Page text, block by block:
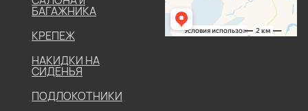
БАГАЖНИКА
КРЕПЕЖ
НАКИДКИ НА
СИДЕНЬЯ
ПОДЛОКОТНИКИ